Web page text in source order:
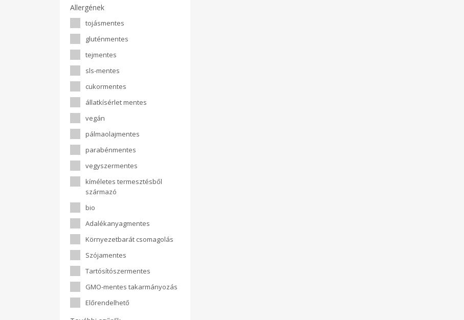
Allergének
tojásmentes
gluténmentes
tejmentes
sls-mentes
cukormentes
állatkísérlet mentes
vegán
pálmaolajmentes
parabénmentes
vegyszermentes
kíméletes termesztésből
származó
bio
Adalékanyagmentes
Környezetbarát csomagolás
Szójamentes
Tartósítószermentes
GMO-mentes takarmányozás
Előrendelhető